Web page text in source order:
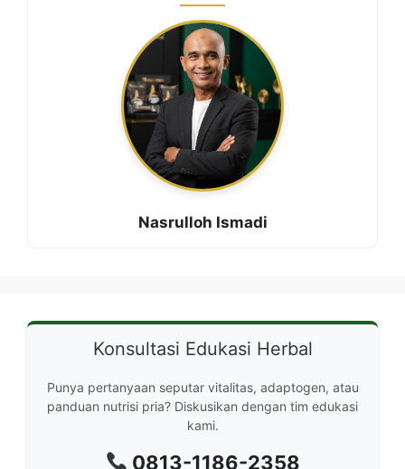
Nasrulloh Ismadi
Konsultasi Edukasi Herbal
Punya pertanyaan seputar vitalitas, adaptogen, atau
panduan nutrisi pria? Diskusikan dengan tim edukasi
kami.
0813-1186-2358